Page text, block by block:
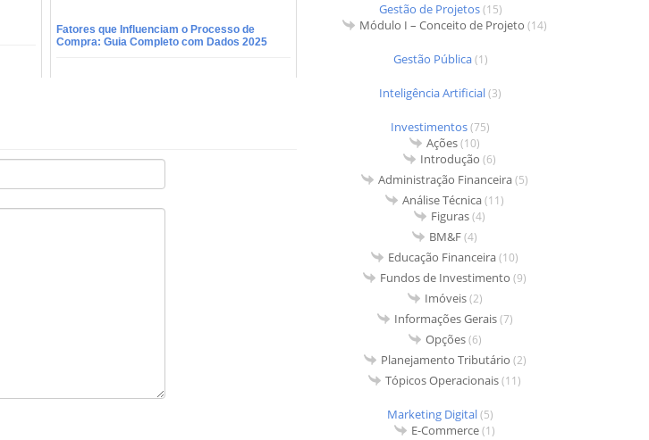
Fatores que Influenciam o Processo de
Compra: Guia Completo com Dados 2025
Gestão de Projetos(15)
Módulo I – Conceito de Projeto (14)
Gestão Pública(1)
Inteligência Artificial(3)
Investimentos(75)
Ações(10)
Introdução (6)
Administração Financeira(5)
Análise Técnica(11)
Figuras(4)
BM&F(4)
Educação Financeira(10)
Fundos de Investimento (9)
Imóveis(2)
Informações Gerais(7)
Opções(6)
Planejamento Tributário (2)
Tópicos Operacionais(11)
Marketing Digital(5)
E-Commerce(1)